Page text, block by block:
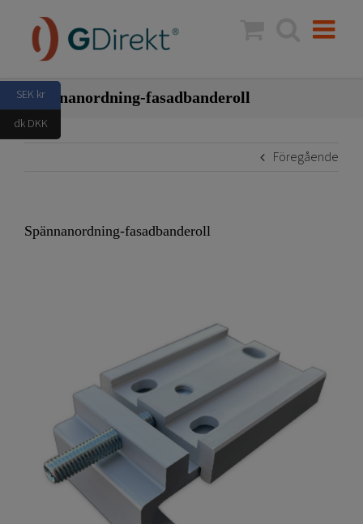
innehållet
Spännanordning-fasadbanderoll
Föregående
Spännanordning-fasadbanderoll
SEK kr
dk DKK